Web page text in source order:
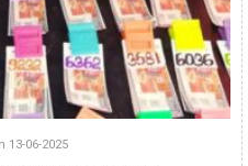
13-06-2025